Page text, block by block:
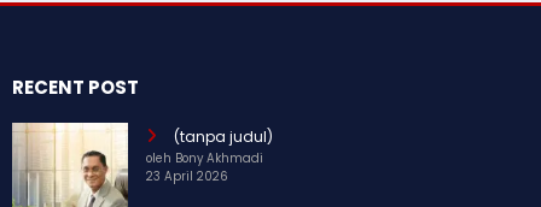
RECENT POST
(tanpa judul)
oleh Bony Akhmadi
23 April 2026